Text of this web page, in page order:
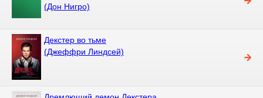
(Дон Нигро)
Декстер во тьме
(Джеффри Линдсей)